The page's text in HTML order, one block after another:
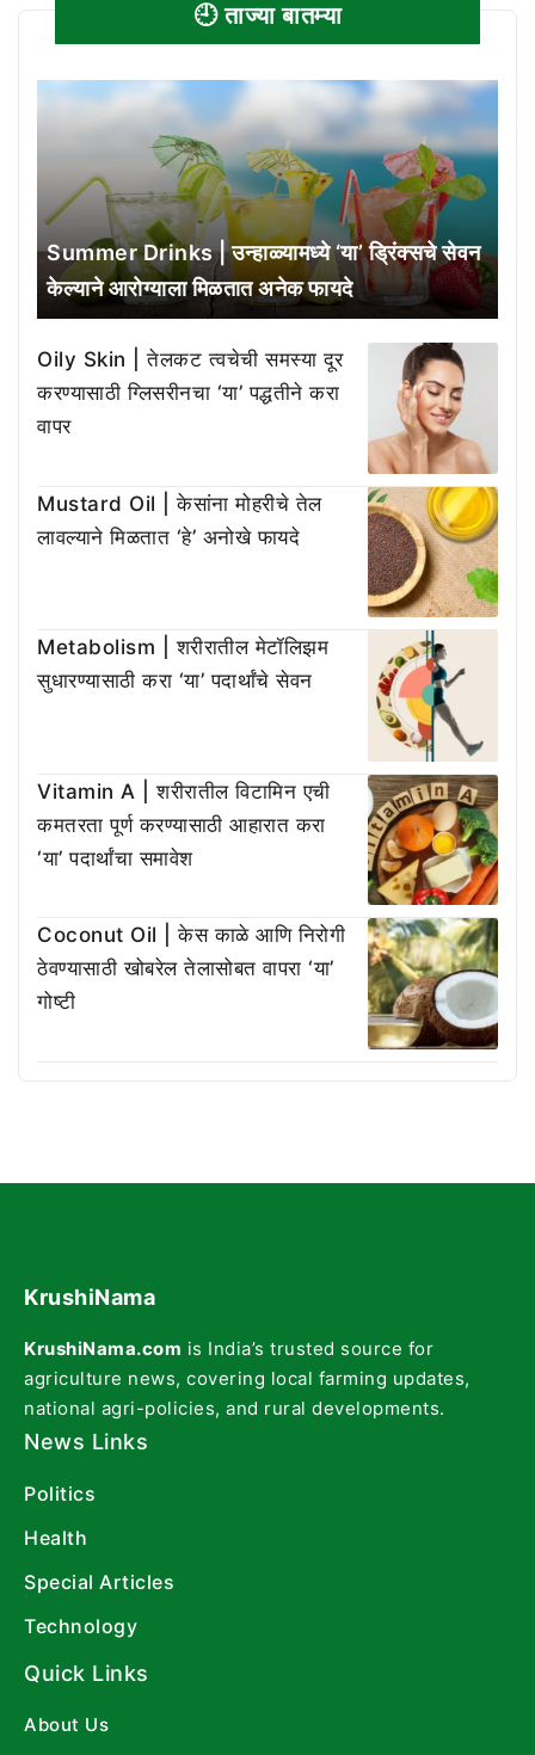
🕘 ताज्या बातम्या
Summer Drinks | उन्हाळ्यामध्ये ‘या’ ड्रिंक्सचे सेवन
केल्याने आरोग्याला मिळतात अनेक फायदे
Oily Skin | तेलकट त्वचेची समस्या दूर
करण्यासाठी ग्लिसरीनचा ‘या’ पद्धतीने करा
वापर
Mustard Oil | केसांना मोहरीचे तेल
लावल्याने मिळतात ‘हे’ अनोखे फायदे
Metabolism | शरीरातील मेटॉलिझम
सुधारण्यासाठी करा ‘या’ पदार्थांचे सेवन
Vitamin A | शरीरातील विटामिन एची
कमतरता पूर्ण करण्यासाठी आहारात करा
‘या’ पदार्थांचा समावेश
Coconut Oil | केस काळे आणि निरोगी
ठेवण्यासाठी खोबरेल तेलासोबत वापरा ‘या’
गोष्टी
KrushiNama
KrushiNama.com is India’s trusted source for
agriculture news, covering local farming updates,
national agri-policies, and rural developments.
News Links
Politics
Health
Special Articles
Technology
Quick Links
About Us